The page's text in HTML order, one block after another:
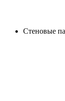
Стеновые